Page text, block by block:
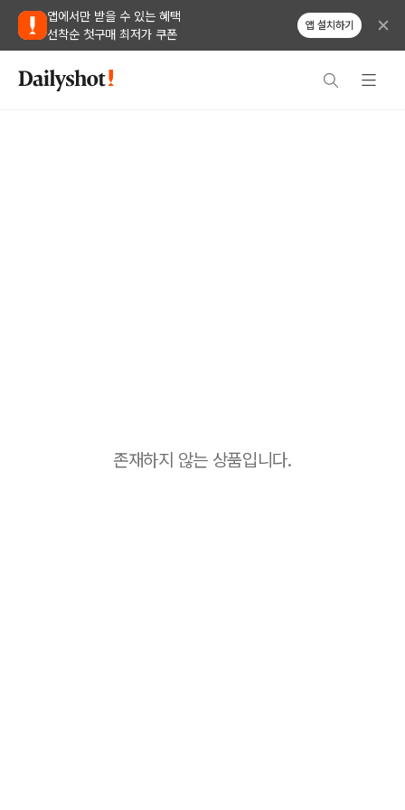
앱에서만 받을 수 있는 혜택
선착순 첫구매 최저가 쿠폰
앱 설치하기
존재하지 않는 상품입니다.